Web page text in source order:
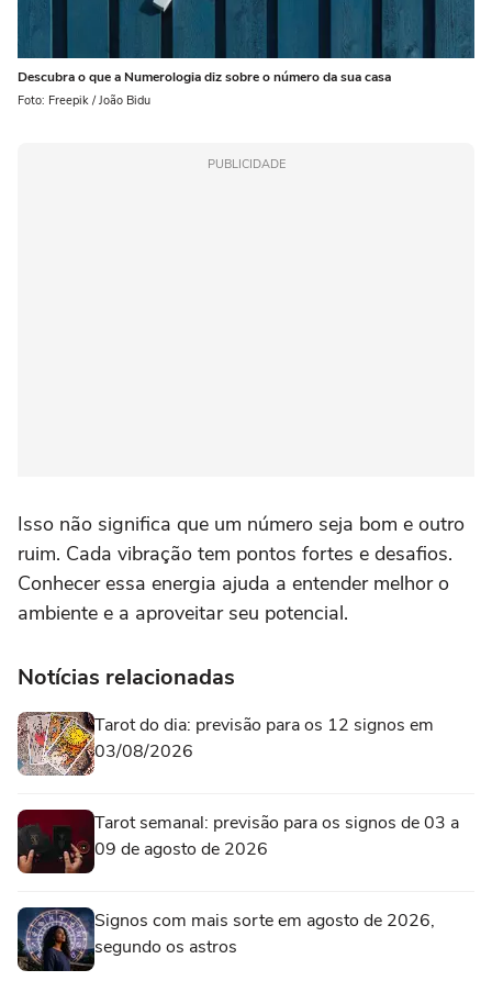
Descubra o que a Numerologia diz sobre o número da sua casa
Foto: Freepik / João Bidu
PUBLICIDADE
Isso não significa que um número seja bom e outro
ruim. Cada vibração tem pontos fortes e desafios.
Conhecer essa energia ajuda a entender melhor o
ambiente e a aproveitar seu potencial.
Notícias relacionadas
Tarot do dia: previsão para os 12 signos em
03/08/2026
Tarot semanal: previsão para os signos de 03 a
09 de agosto de 2026
Signos com mais sorte em agosto de 2026,
segundo os astros